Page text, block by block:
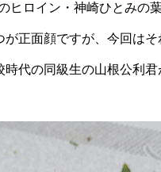
イン・神崎ひとみの葉
正面顔ですが、今回は
時代の同級生の山根公利